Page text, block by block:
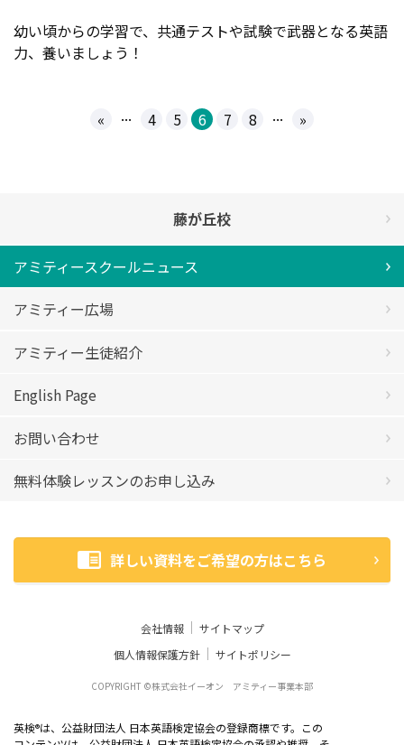
幼い頃からの学習で、共通テストや試験で武器となる英語
力、養いましょう！
« ... 4 5 6 7 8 ... »
藤が丘校
アミティースクールニュース
アミティー広場
アミティー生徒紹介
English Page
お問い合わせ
無料体験レッスンのお申し込み
詳しい資料をご希望の方はこちら
会社情報
サイトマップ
個人情報保護方針
サイトポリシー
COPYRIGHT ©株式会社イーオン アミティー事業本部
英検®は、公益財団法人 日本英語検定協会の登録商標です。この